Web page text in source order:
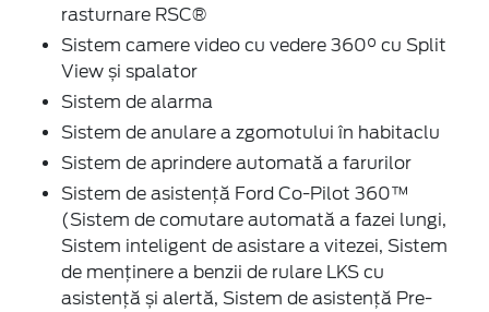
rasturnare RSC®
Sistem camere video cu vedere 360° cu Split
View și spalator
Sistem de alarma
Sistem de anulare a zgomotului în habitaclu
Sistem de aprindere automată a farurilor
Sistem de asistență Ford Co-Pilot 360™
(Sistem de comutare automată a fazei lungi,
Sistem inteligent de asistare a vitezei, Sistem
de menținere a benzii de rulare LKS cu
asistență și alertă, Sistem de asistență Pre-